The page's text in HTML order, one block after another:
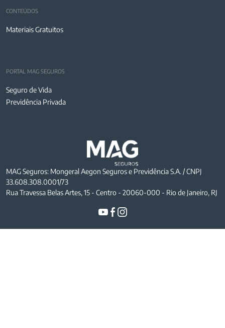
CONTEÚDOS
Materiais Gratuitos
PORTAL MAG SEGUROS
Seguro de Vida
Previdência Privada
MAG Seguros: Mongeral Aegon Seguros e Previdência S.A. / CNPJ
33.608.308.0001/73
Rua Travessa Belas Artes, 15 - Centro - 20060-000 - Rio de Janeiro, RJ